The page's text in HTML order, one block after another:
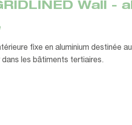
Wall -
fixe en aluminium destinée
les bâtiments tertiaires.